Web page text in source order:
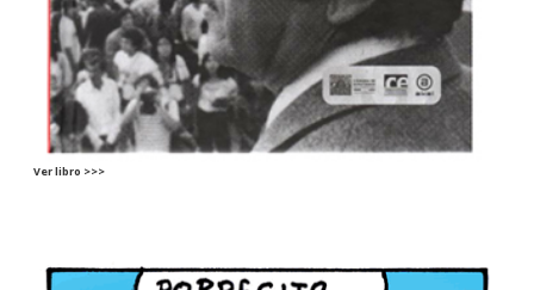
Ver libro >>>